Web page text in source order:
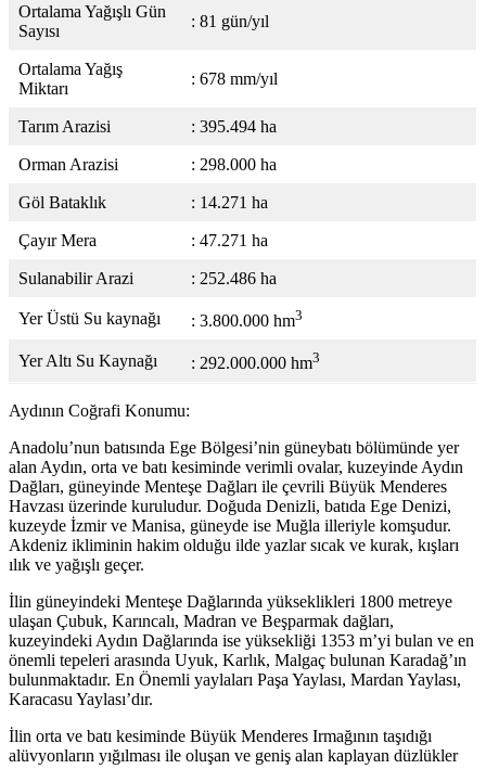
Ortalama Yağışlı Gün
Sayısı
: 81 gün/yıl
Ortalama Yağış
Miktarı
: 678 mm/yıl
Tarım Arazisi : 395.494 ha
Orman Arazisi : 298.000 ha
Göl Bataklık : 14.271 ha
Çayır Mera : 47.271 ha
Sulanabilir Arazi : 252.486 ha
Yer Üstü Su kaynağı : 3.800.000 hm3
Yer Altı Su Kaynağı : 292.000.000 hm3
Aydının Coğrafi Konumu:
Anadolu’nun batısında Ege Bölgesi’nin güneybatı bölümünde yer
alan Aydın, orta ve batı kesiminde verimli ovalar, kuzeyinde Aydın
Dağları, güneyinde Menteşe Dağları ile çevrili Büyük Menderes
Havzası üzerinde kuruludur. Doğuda Denizli, batıda Ege Denizi,
kuzeyde İzmir ve Manisa, güneyde ise Muğla illeriyle komşudur.
Akdeniz ikliminin hakim olduğu ilde yazlar sıcak ve kurak, kışları
ılık ve yağışlı geçer.
İlin güneyindeki Menteşe Dağlarında yükseklikleri 1800 metreye
ulaşan Çubuk, Karıncalı, Madran ve Beşparmak dağları,
kuzeyindeki Aydın Dağlarında ise yüksekliği 1353 m’yi bulan ve en
önemli tepeleri arasında Uyuk, Karlık, Malgaç bulunan Karadağ’ın
bulunmaktadır. En Önemli yaylaları Paşa Yaylası, Mardan Yaylası,
Karacasu Yaylası’dır.
İlin orta ve batı kesiminde Büyük Menderes Irmağının taşıdığı
alüvyonların yığılması ile oluşan ve geniş alan kaplayan düzlükler